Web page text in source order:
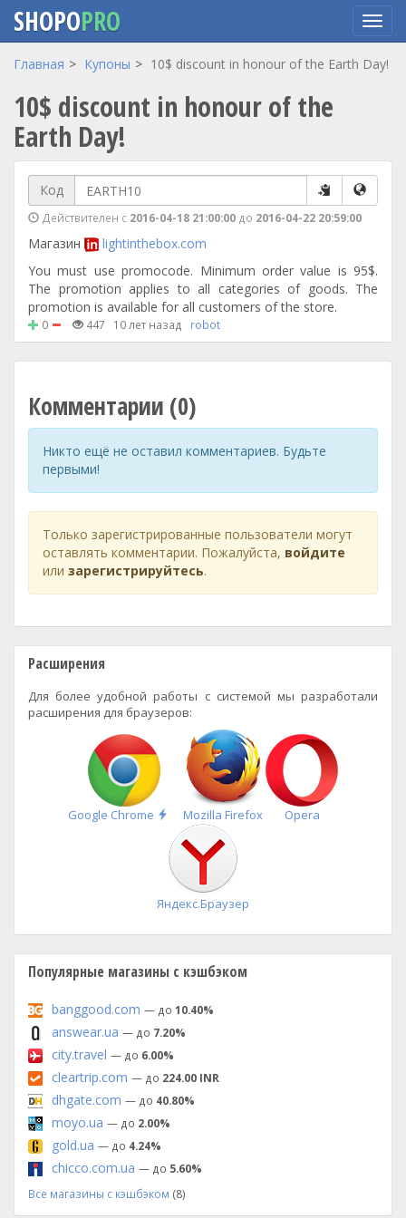
Перейти
основному
содержанию
SHOPOPRO
Главная Купоны 10$ discount in honour of the Earth Day!
10$ discount in honour of the
Earth Day!
Код
Действителен с 2016-04-18 21:00:00 до 2016-04-22 20:59:00
Магазин
lightinthebox.com
You must use promocode. Minimum order value is 95$.
The promotion applies to all categories of goods. The
promotion is available for all customers of the store.
0 447 10 лет назад robot
Комментарии (0)
Никто ещё не оставил комментариев. Будьте
первыми!
Только зарегистрированные пользователи могут
оставлять комментарии. Пожалуйста, войдите
или зарегистрируйтесь.
Расширения
Для более удобной работы с системой мы разработали
расширения для браузеров:
Google Chrome
Быстрая
установка
Mozilla Firefox Opera
Яндекс.Браузер
Популярные магазины с кэшбэком
banggood.com — до 10.40%
answear.ua — до 7.20%
city.travel — до 6.00%
cleartrip.com — до 224.00 INR
dhgate.com — до 40.80%
moyo.ua — до 2.00%
gold.ua — до 4.24%
chicco.com.ua — до 5.60%
Все магазины с кэшбэком (8)